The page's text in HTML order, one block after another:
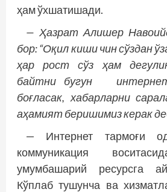
ҳам ўхшатишади.
— Ҳазрат Алишер
бор: “Оқил киши чин сўздан
ҳар рост сўз ҳам
байтни бугун
боғласак, хабарларни
аҳамият беришимиз керак
— Интернет тармоғи
коммуникация
умумбашарий ресурсга
Кўплаб тушунча ва